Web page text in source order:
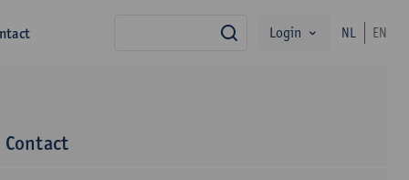
zoekLogin NL EN
Contact